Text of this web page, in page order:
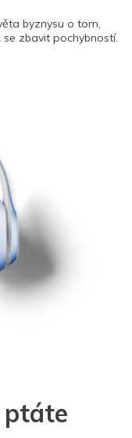
byznysu o tom,
zbavit pochybností.
ptáte